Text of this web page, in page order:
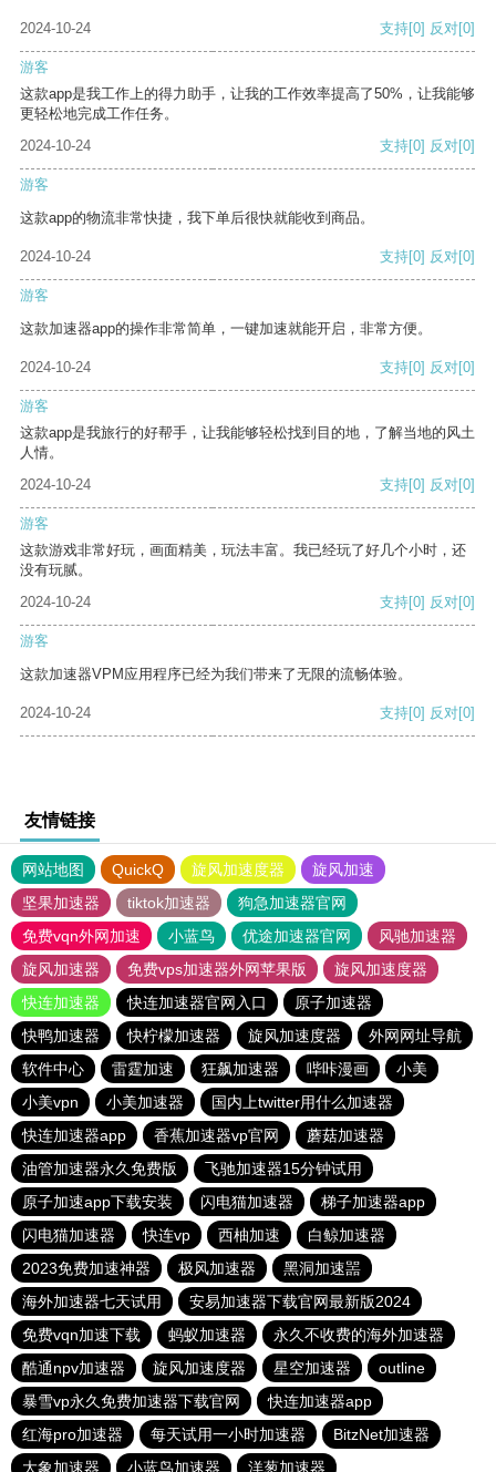
2024-10-24 支持[0] 反对[0]
游客
这款app是我工作上的得力助手，让我的工作效率提高了50%，让我能够
更轻松地完成工作任务。
2024-10-24
支持[0] 反对[0]
游客
这款app的物流非常快捷，我下单后很快就能收到商品。
2024-10-24 支持[0] 反对[0]
游客
这款加速器app的操作非常简单，一键加速就能开启，非常方便。
2024-10-24 支持[0] 反对[0]
游客
这款app是我旅行的好帮手，让我能够轻松找到目的地，了解当地的风土
人情。
2024-10-24
支持[0] 反对[0]
游客
这款游戏非常好玩，画面精美，玩法丰富。我已经玩了好几个小时，还
没有玩腻。
2024-10-24
支持[0] 反对[0]
游客
这款加速器VPM应用程序已经为我们带来了无限的流畅体验。
2024-10-24 支持[0] 反对[0]
友情链接
网站地图 QuickQ 旋风加速度器
旋风加速
坚果加速器
tiktok加速器
狗急加速器官网
免费vqn外网加速
小蓝鸟 优途加速器官网
风驰加速器
旋风加速器
免费vps加速器外网苹果版
旋风加速度器
快连加速器
快连加速器官网入口
原子加速器
快鸭加速器
快柠檬加速器 旋风加速度器
外网网址导航
软件中心
雷霆加速 狂飙加速器 哔咔漫画
小美
小美vpn
小美加速器
国内上twitter用什么加速器
快连加速器app
香蕉加速器vp官网
蘑菇加速器
油管加速器永久免费版
飞驰加速器15分钟试用
原子加速app下载安装
闪电猫加速器
梯子加速器app
闪电猫加速器
快连vp 西柚加速
白鲸加速器
2023免费加速神器
极风加速器
黑洞加速噐
海外加速器七天试用
安易加速器下载官网最新版2024
免费vqn加速下载
蚂蚁加速器
永久不收费的海外加速器
酷通npv加速器
旋风加速度器 星空加速器
outline
暴雪vp永久免费加速器下载官网
快连加速器app
红海pro加速器
每天试用一小时加速器
BitzNet加速器
大象加速器
小蓝鸟加速器 洋葱加速器